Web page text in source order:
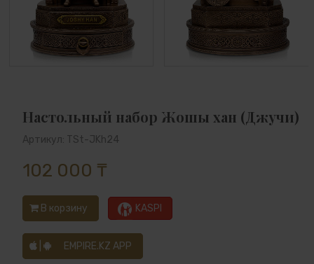
Настольный набор Жошы хан (Джучи)
Артикул: TSt-JKh24
102 000 ₸
В корзину KASPI
EMPIRE.KZ APP